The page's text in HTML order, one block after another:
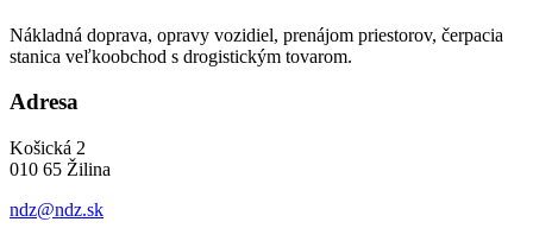
Nákladná doprava, opravy vozidiel, prenájom priestorov, čerpacia
stanica veľkoobchod s drogistickým tovarom.
Adresa
Košická 2
010 65 Žilina
ndz@ndz.sk